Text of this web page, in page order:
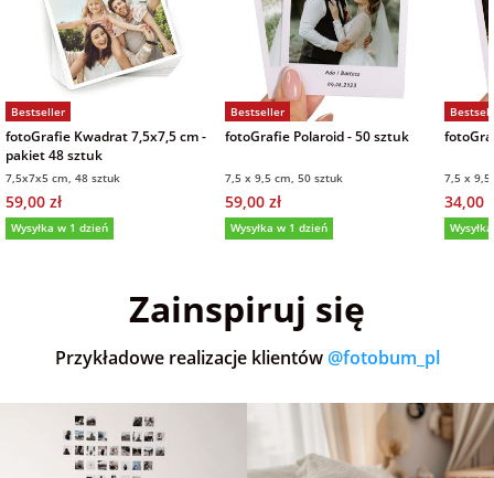
Bestseller
fotoGrafie Kwadrat 7,5x7,5 cm -
pakiet 48 sztuk
7,5x7x5 cm, 48 sztuk
59,00 zł
Wysyłka w 1 dzień
Bestseller
fotoGrafie Polaroid - 50 sztuk
7,5 x 9,5 cm, 50 sztuk
59,00 zł
Wysyłka w 1 dzień
7,5 x
34,00
Zainspiruj się
Przykładowe realizacje klientów @fotobum_pl